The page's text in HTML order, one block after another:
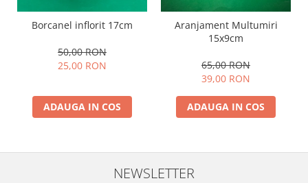
Borcanel inflorit 17cm
50,00 RON
25,00 RON
ADAUGA IN COS
Aranjament Multumiri
15x9cm
65,00 RON
39,00 RON
ADAUGA IN COS
NEWSLETTER